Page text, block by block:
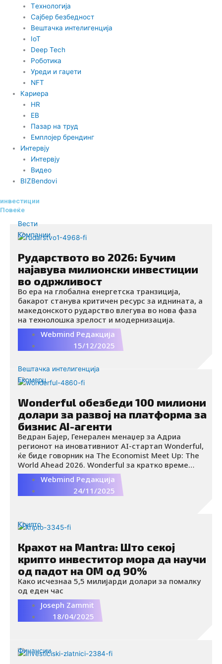
Tехнологија
Сајбер безбедност
Вештачка интелигенција
IoT
Deep Tech
Роботика
Уреди и гаџети
NFT
Кариера
HR
EB
Пазар на труд
Емплојер брендинг
Интервју
Интервју
Видео
BIZBendovi
инвестиции
Повеќе
Вести
Компании
Рударството во 2026: Бучим
најавува милионски инвестиции
во одржливост
Во ера на глобална енергетска транзиција,
бакарот станува критичен ресурс за иднината, а
македонското рударство влегува во нова фаза
на технолошка зрелост и модернизација.
Webmind Редакција
15/12/2025
Вештачка интелигенција
Екомерц
Wonderful обезбеди 100 милиони
долари за развој на платформа за
бизнис AI-агенти
Ведран Бајер, Генерален менаџер за Адриа
регионот на иновативниот AI-стартап Wonderful,
ќе биде говорник на The Economist Meet Up: The
World Ahead 2026. Wonderful за кратко време
стана компанија која го решава клучниот
пазарен предизвик – како вештачката
интелигенција да стане навистина применлива
инвестиција, нивниот уникатен модел и
амбициозната мисија да создадат AI-агенти што
адаптираат на секој пазар.
Webmind Редакција
24/11/2025
Крипто
Крахот на Mantra: Што секој
крипто инвеститор мора да научи
од падот на OM од 90%
Како исчезнаа 5,5 милијарди долари за помалку
од еден час
Joseph Zammit
18/04/2025
Финансии